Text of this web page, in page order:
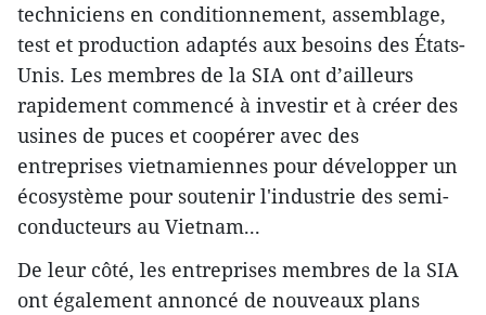
techniciens en conditionnement, assemblage,
test et production adaptés aux besoins des États-
Unis. Les membres de la SIA ont d’ailleurs
rapidement commencé à investir et à créer des
usines de puces et coopérer avec des
entreprises vietnamiennes pour développer un
écosystème pour soutenir l'industrie des semi-
conducteurs au Vietnam...
De leur côté, les entreprises membres de la SIA
ont également annoncé de nouveaux plans